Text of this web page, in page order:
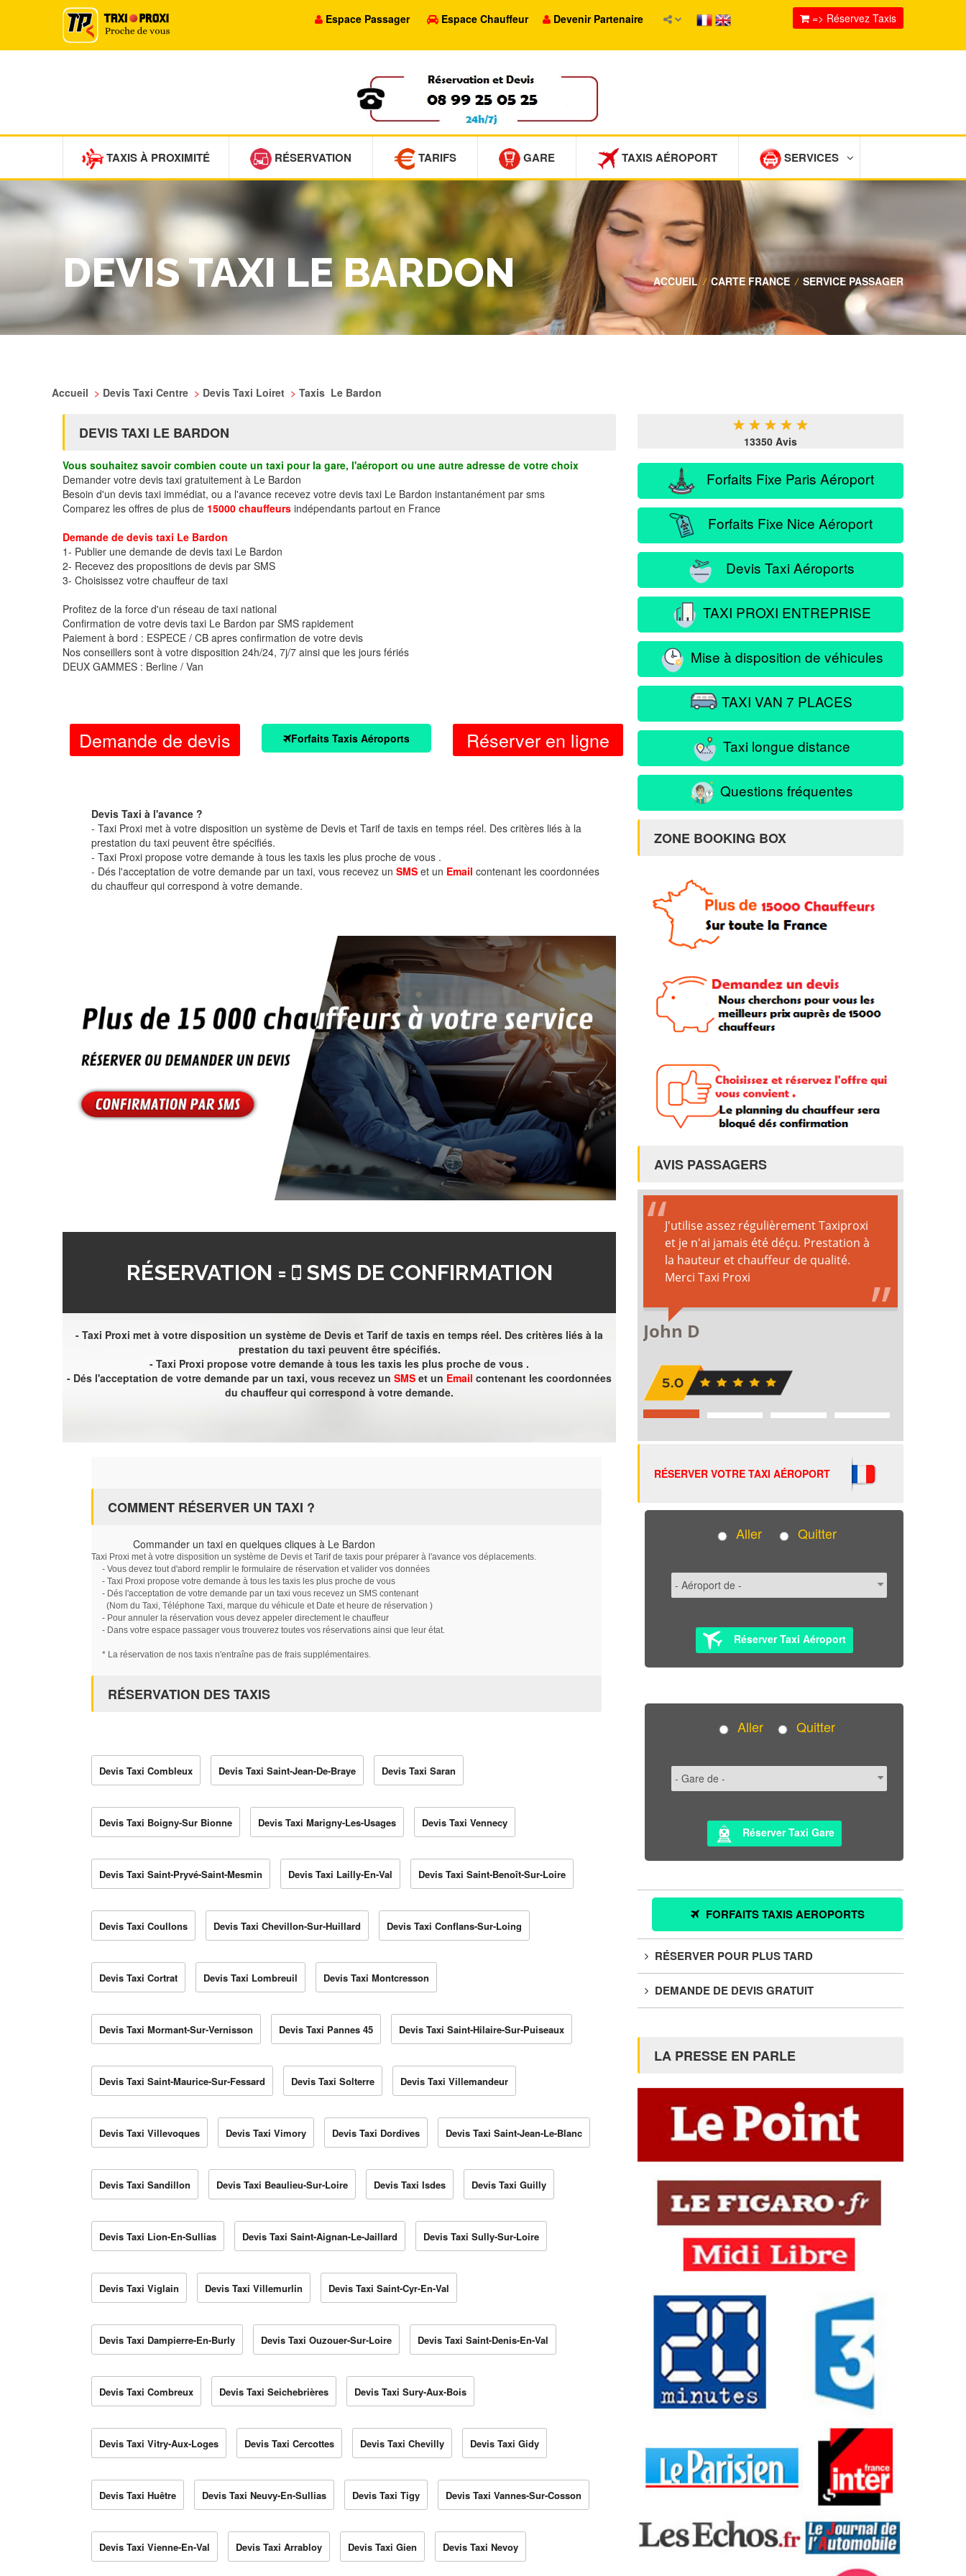
Espace Passager Espace Chauffeur Devenir Partenaire => Réservez Taxis
TAXIS À PROXIMITÉ RÉSERVATION TARIFS GARE TAXIS AÉROPORT SERVICES
DEVIS TAXI LE BARDON ACCUEIL / CARTE FRANCE / SERVICE PASSAGER
Accueil > Devis Taxi Centre > Devis Taxi Loiret > Taxis Le Bardon
DEVIS TAXI LE BARDON
Vous souhaitez savoir combien coute un taxi pour la gare, l'aéroport ou une autre adresse de votre choix
Demander votre devis taxi gratuitement à Le Bardon
Besoin d'un devis taxi immédiat, ou a l'avance recevez votre devis taxi Le Bardon instantanément par sms
Comparez les offres de plus de 15000 chauffeurs indépendants partout en France
Demande de devis taxi Le Bardon
1- Publier une demande de devis taxi Le Bardon
2- Recevez des propositions de devis par SMS
3- Choisissez votre chauffeur de taxi
Profitez de la force d'un réseau de taxi national
Confirmation de votre devis taxi Le Bardon par SMS rapidement
Paiement à bord : ESPECE / CB apres confirmation de votre devis
Nos conseillers sont à votre disposition 24h/24, 7j/7 ainsi que les jours fériés
DEUX GAMMES : Berline / Van
Demande de devis Forfaits Taxis Aéroports Réserver en ligne
Devis Taxi à l'avance ?
- Taxi Proxi met à votre disposition un système de Devis et Tarif de taxis en temps réel. Des critères liés à la
prestation du taxi peuvent être spécifiés.
- Taxi Proxi propose votre demande à tous les taxis les plus proche de vous .
- Dés l'acceptation de votre demande par un taxi, vous recevez un SMS et un Email contenant les coordonnées
du chauffeur qui correspond à votre demande.
RÉSERVATION = SMS DE CONFIRMATION
- Taxi Proxi met à votre disposition un système de Devis et Tarif de taxis en temps réel. Des critères liés à la
prestation du taxi peuvent être spécifiés.
- Taxi Proxi propose votre demande à tous les taxis les plus proche de vous .
- Dés l'acceptation de votre demande par un taxi, vous recevez un SMS et un Email contenant les coordonnées
du chauffeur qui correspond à votre demande.
COMMENT RÉSERVER UN TAXI ?
Commander un taxi en quelques cliques à Le Bardon
Taxi Proxi met à votre disposition un système de Devis et Tarif de taxis pour préparer à l'avance vos déplacements.
- Vous devez tout d'abord remplir le formulaire de réservation et valider vos données
- Taxi Proxi propose votre demande à tous les taxis les plus proche de vous
- Dés l'acceptation de votre demande par un taxi vous recevez un SMS contenant
(Nom du Taxi, Téléphone Taxi, marque du véhicule et Date et heure de réservation )
- Pour annuler la réservation vous devez appeler directement le chauffeur
- Dans votre espace passager vous trouverez toutes vos réservations ainsi que leur état.
* La réservation de nos taxis n'entraîne pas de frais supplémentaires.
RÉSERVATION DES TAXIS
Devis Taxi Combleux Devis Taxi Saint-Jean-De-Braye Devis Taxi Saran
Devis Taxi Boigny-Sur Bionne Devis Taxi Marigny-Les-Usages Devis Taxi Vennecy
Devis Taxi Saint-Pryvé-Saint-Mesmin Devis Taxi Lailly-En-Val Devis Taxi Saint-Benoît-Sur-Loire
Devis Taxi Coullons Devis Taxi Chevillon-Sur-Huillard Devis Taxi Conflans-Sur-Loing
Devis Taxi Cortrat Devis Taxi Lombreuil Devis Taxi Montcresson
Devis Taxi Mormant-Sur-Vernisson Devis Taxi Pannes 45 Devis Taxi Saint-Hilaire-Sur-Puiseaux
Devis Taxi Saint-Maurice-Sur-Fessard Devis Taxi Solterre Devis Taxi Villemandeur
Devis Taxi Villevoques Devis Taxi Vimory Devis Taxi Dordives Devis Taxi Saint-Jean-Le-Blanc
Devis Taxi Sandillon Devis Taxi Beaulieu-Sur-Loire Devis Taxi Isdes Devis Taxi Guilly
Devis Taxi Lion-En-Sullias Devis Taxi Saint-Aignan-Le-Jaillard Devis Taxi Sully-Sur-Loire
Devis Taxi Viglain Devis Taxi Villemurlin Devis Taxi Saint-Cyr-En-Val
Devis Taxi Dampierre-En-Burly Devis Taxi Ouzouer-Sur-Loire Devis Taxi Saint-Denis-En-Val
Devis Taxi Combreux Devis Taxi Seichebrières Devis Taxi Sury-Aux-Bois
Devis Taxi Vitry-Aux-Loges Devis Taxi Cercottes Devis Taxi Chevilly Devis Taxi Gidy
Devis Taxi Huêtre Devis Taxi Neuvy-En-Sullias Devis Taxi Tigy Devis Taxi Vannes-Sur-Cosson
Devis Taxi Vienne-En-Val Devis Taxi Arrabloy Devis Taxi Gien Devis Taxi Nevoy
★ ★ ★ ★ ★
13350 Avis
Forfaits Fixe Paris Aéroport
Forfaits Fixe Nice Aéroport
Devis Taxi Aéroports
TAXI PROXI ENTREPRISE
Mise à disposition de véhicules
TAXI VAN 7 PLACES
Taxi longue distance
Questions fréquentes
ZONE BOOKING BOX
AVIS PASSAGERS
RÉSERVER VOTRE TAXI AÉROPORT
Aller Quitter
Réserver Taxi Aéroport
Aller Quitter
Réserver Taxi Gare
FORFAITS TAXIS AEROPORTS
RÉSERVER POUR PLUS TARD
DEMANDE DE DEVIS GRATUIT
LA PRESSE EN PARLE